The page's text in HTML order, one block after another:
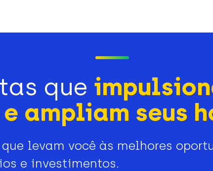
que
ampliam seus
levam você às melhores
e investimentos.